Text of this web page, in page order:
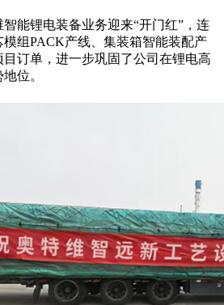
能锂电装备业务迎来“开门红”，连
组PACK产线、集装箱智能装配产
订单，进一步巩固了公司在锂电高
位。